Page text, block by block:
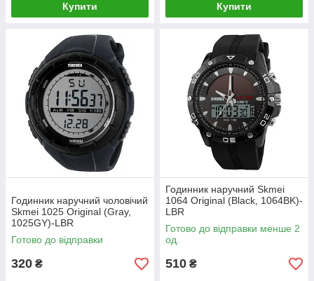
Купити Купити
Годинник наручний чоловічий
Skmei 1025 Original (Gray,
1025GY)-LВR
Готово до відправки
320 ₴
Годинник наручний Skmei
1064 Original (Black, 1064BK)-
LВR
Готово до відправки менше 2
од.
510 ₴